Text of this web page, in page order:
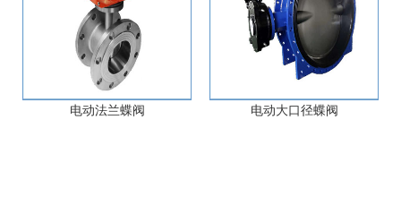
电动法兰蝶阀 电动大口径蝶阀